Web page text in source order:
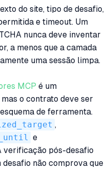
do site, tipo de desafio,
e timeout. Um
nunca deve inventar
a menos que a camada
uma sessão limpa.
MCP é um
o contrato deve ser
de ferramenta.
,
e
verificação pós-desafio
não comprova que